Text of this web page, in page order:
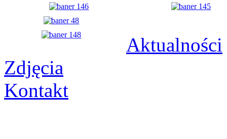
Aktualności
Zdjęcia
Kontakt